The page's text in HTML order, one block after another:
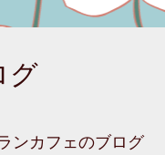
グ
ンカフェのブログ